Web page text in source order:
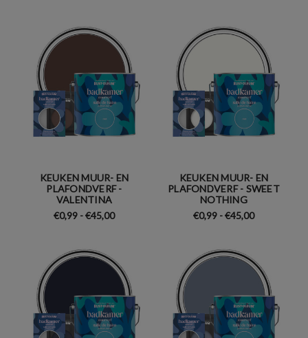
KEUKEN MUUR- EN
PLAFONDVERF -
VALENTINA
€0,99 - €45,00
KEUKEN MUUR- EN
PLAFONDVERF - SWEET
NOTHING
€0,99 - €45,00